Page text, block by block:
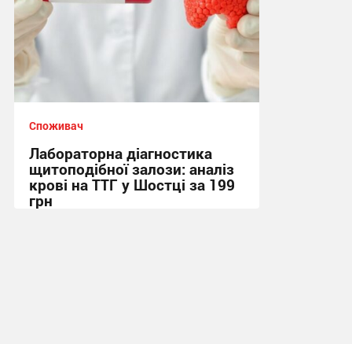
Споживач
Лабораторна діагностика
щитоподібної залози: аналіз
крові на ТТГ у Шостці за 199
грн